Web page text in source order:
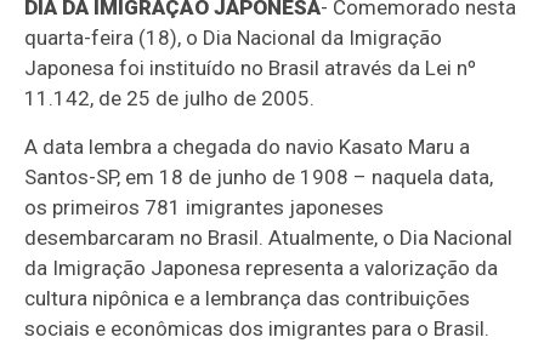
DIA DA IMIGRAÇÃO JAPONESA- Comemorado nesta
quarta-feira (18), o Dia Nacional da Imigração
Japonesa foi instituído no Brasil através da Lei nº
11.142, de 25 de julho de 2005.
A data lembra a chegada do navio Kasato Maru a
Santos-SP, em 18 de junho de 1908 – naquela data,
os primeiros 781 imigrantes japoneses
desembarcaram no Brasil. Atualmente, o Dia Nacional
da Imigração Japonesa representa a valorização da
cultura nipônica e a lembrança das contribuições
sociais e econômicas dos imigrantes para o Brasil.